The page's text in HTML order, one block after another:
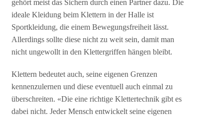
gehört meist das Sichern durch einen Partner dazu. Die
ideale Kleidung beim Klettern in der Halle ist
Sportkleidung, die einem Bewegungsfreiheit lässt.
Allerdings sollte diese nicht zu weit sein, damit man
nicht ungewollt in den Klettergriffen hängen bleibt.
Klettern bedeutet auch, seine eigenen Grenzen
kennenzulernen und diese eventuell auch einmal zu
überschreiten. «Die eine richtige Klettertechnik gibt es
dabei nicht. Jeder Mensch entwickelt seine eigenen